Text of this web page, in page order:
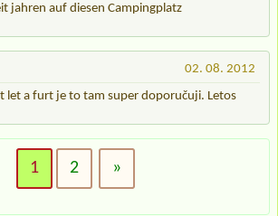
jahren auf diesen Campingplatz
02. 08. 2012
let a furt je to tam super doporučuji. Letos
1 2 »